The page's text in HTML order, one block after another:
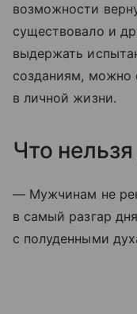
возможности
существовало и
выдержать
созданиям, можно
в личной жизни.
Что
— Мужчинам не
в самый разгар
с полуденными